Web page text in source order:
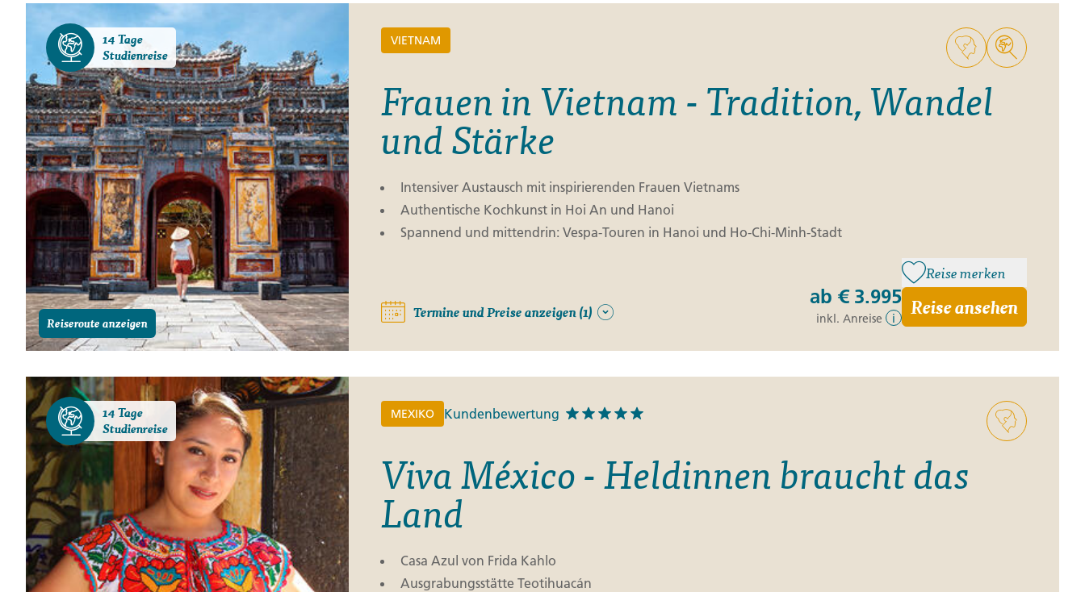
14 Tage
Studienreise
Reiseroute anzeigen
VIETNAM
Frauen in Vietnam - Tradition, Wandel
und Stärke
Intensiver Austausch mit inspirierenden Frauen Vietnams
Authentische Kochkunst in Hoi An und Hanoi
Spannend und mittendrin: Vespa-Touren in Hanoi und Ho-Chi-Minh-Stadt
Termine und Preise anzeigen (1)
ab € 3.995
inkl. Anreise i
Reise merken
Reise ansehen
14 Tage
Studienreise
MEXIKO Kundenbewertung
Viva México - Heldinnen braucht das
Land
Casa Azul von Frida Kahlo
Ausgrabungsstätte Teotihuacán